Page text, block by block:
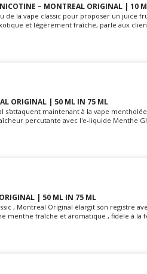
– MONTREAL ORIGINAL | 10
de la vape classic pour proposer un juice
et légèrement fraîche, parle aux
ORIGINAL | 50 ML IN 75 ML
s'attaquent maintenant à la vape
percutante avec l'e-liquide Menthe
| 50 ML IN 75 ML
, Montreal Original élargit son registre
menthe fraîche et aromatique , fidèle à la